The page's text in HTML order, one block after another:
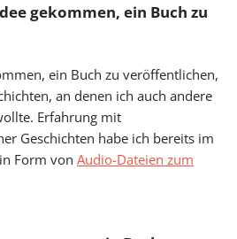
gekommen, ein Buch zu
ein Buch zu veröffentlichen,
an denen ich auch andere
Erfahrung mit
Geschichten habe ich bereits im
Form von Audio-Dateien zum